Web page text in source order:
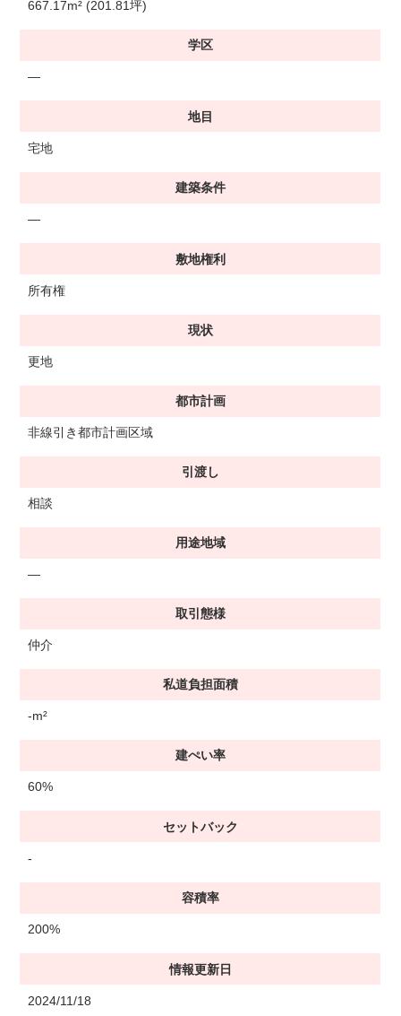
667.17m² (201.81坪)
学区
―
地目
宅地
建築条件
―
敷地権利
所有権
現状
更地
都市計画
非線引き都市計画区域
引渡し
相談
用途地域
―
取引態様
仲介
私道負担面積
-m²
建ぺい率
60%
セットバック
-
容積率
200%
情報更新日
2024/11/18